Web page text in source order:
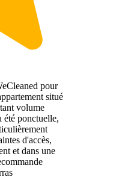
pour
situé
volume
été ponctuelle,
d'accès,
et dans une